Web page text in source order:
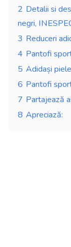
2 Detalii si
negri,
3 Reduceri
4 Pantofi
5 Adidași
6 Pantofi
7 Partajează
8 Apreciază: